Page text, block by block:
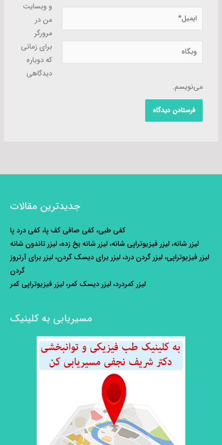
ایمیل*
وبگاه
و وبسایت
من در
مرورگر
برای زمانی
که دوباره
دیدگاهی
می‌نویسم.
جدیدترین مقالات
کفی طبی، کفی صافی کف پا، کفی درد پا
لیزر شانه، لیزر فیزیوتراپی شانه، لیزر شانه یخ زده، لیزر تاندون شانه
لیزر فیزیوتراپی، لیزر گردن درد، لیزر برای دیسک گردن، لیزر برای آرتروز
گردن
لیزر کمردرد، لیزر دیسک کمر، لیزر فیزیوتراپی کمر
مسیریابی به کلینیک